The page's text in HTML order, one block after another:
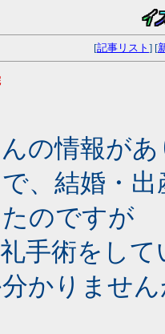
[記事リスト ] [
の情報が
、結婚・
のですが
手術をし
かりませ